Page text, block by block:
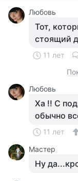
Любовь
Тот,
стоящий
11 лет
Любовь
Ха !! С
обычно
11 лет
Мастер
Ну